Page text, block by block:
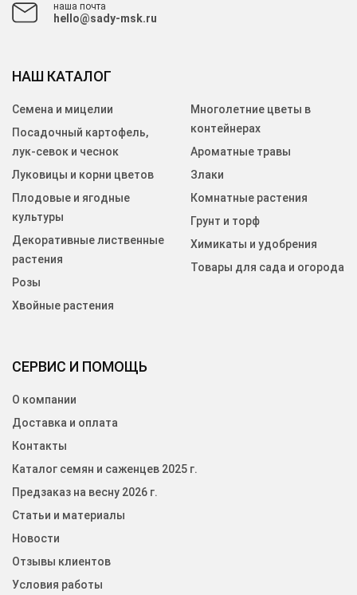
наша почта
hello@sady-msk.ru
СЕРВИС И ПОМОЩЬ
О компании
Доставка и оплата
Контакты
Каталог семян и саженцев 2025 г.
Предзаказ на весну 2026 г.
Статьи и материалы
Новости
Отзывы клиентов
Условия работы
НАШ КАТАЛОГ
Семена и мицелии
Посадочный картофель,
лук-севок и чеснок
Луковицы и корни цветов
Плодовые и ягодные
культуры
Декоративные лиственные
растения
Розы
Хвойные растения
Многолетние цветы в
контейнерах
Ароматные травы
Злаки
Комнатные растения
Грунт и торф
Химикаты и удобрения
Товары для сада и огорода